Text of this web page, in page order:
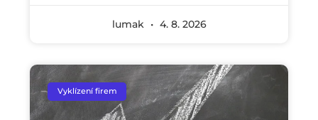
lumak 4. 8. 2026
Vyklízení firem